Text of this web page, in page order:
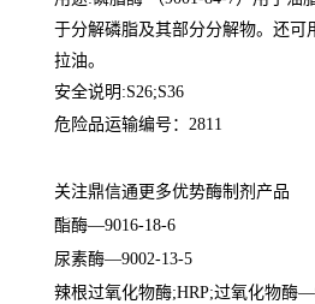
于分解磷脂及其部分分解物。还可
拉油。
安全说明:S26;S36
危险品运输编号：2811
关注鼎信通更多优势酶制剂产品
酯酶—9016-18-6
尿素酶—9002-13-5
辣根过氧化物酶;HRP;过氧化物酶